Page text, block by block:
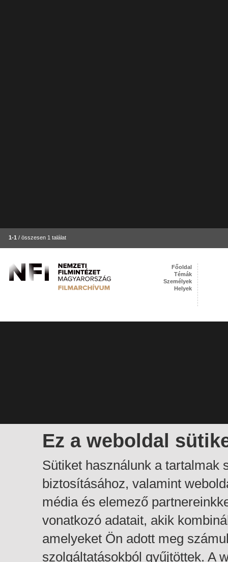
1-1 / összesen 1 találat
Ez a weboldal
Sütiket használunk a tartalmak
biztosításához, valamint
média és elemező
vonatkozó adatait, akik
amelyeket Ön adott meg
szolgáltatásokból gyűjtöttek. A
Főoldal
Témák
Személyek
Helyek